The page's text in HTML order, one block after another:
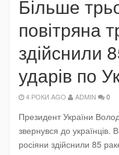
Більше
повітряна
здійснили
ударів по
4 РОКИ AGO ADMIN 0
Президент України
звернувся до українців.
росіяни здійснили 85